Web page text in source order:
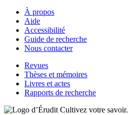
À propos
Aide
Accessibilité
Guide de recherche
Nous contacter
Revues
Thèses et mémoires
Livres et actes
Rapports de recherche
Cultivez votre savoir.